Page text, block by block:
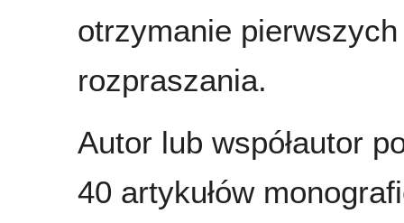
otrzymanie
rozpraszania.
Autor lub współautor
40 artykułów